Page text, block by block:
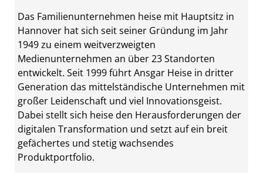
Das Familienunternehmen heise mit Hauptsitz in
Hannover hat sich seit seiner Gründung im Jahr
1949 zu einem weitverzweigten
Medienunternehmen an über 23 Standorten
entwickelt. Seit 1999 führt Ansgar Heise in dritter
Generation das mittelständische Unternehmen mit
großer Leidenschaft und viel Innovationsgeist.
Dabei stellt sich heise den Herausforderungen der
digitalen Transformation und setzt auf ein breit
gefächertes und stetig wachsendes
Produktportfolio.